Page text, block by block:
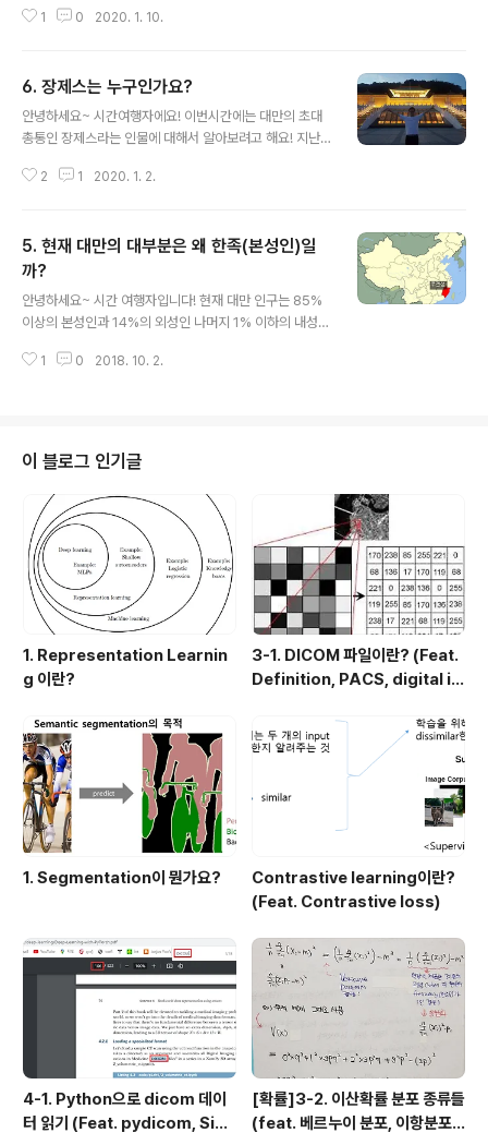
됩니다. 대만도 1895년 타이완 민주국 수립 선포, 1915년
대표아적심'에 대해서 알고계신가요? 모르시는 분들도 아
뜬금없이 홍콩영화인 첨밀밀을 소개하냐구요? 지금부터
그 이유에 대해서 설명해보도록 할게요~! 사실 이 노래의
원곡자(진분란)는 따로 있었지만 추후에 등려군이 이 노래
곳에서 태어난 대만출신 가수라고해요. 본래 부친은 국민
1 0 2020. 1. 10.
6. 장제스는 누구인가요?
안녕하세요~ 시간여행자에요! 이번시간에는 대만의 초대
총통인 장제스라는 인물에 대해서 알아보려고 해요! 지난
라는 섬을 실효지배했다고 배웠어요. 이번장에서는 대만의
어가기까지 굉장히 많은 사건이 있었는데요, 그 과정은 홍
콩편 '쑨원은 누구인가?'에서 언급하려고합니다. 그러니 여
기에서는 시간적 흐름만 설명만 하도록 할께요! '1894 청
일전쟁' -> 청나라 패 -> 청나라 학생 중 하나인 쑨원이 국
들고자 함 -> 삼민주의(민족, 민권, 민생)를 앞세워 혁명을
2 1 2020. 1. 2.
5. 현재 대만의 대부분은 왜 한족(본성인)일
까?
안녕하세요~ 시간 여행자입니다! 현재 대만 인구는 85%
이상의 본성인과 14%의 외성인 나머지 1% 이하의 내성인
를 사용하여 타이완 땅의 본래 주인인 원주민들을 뜻한다
면 본성인은 누구일까요? '근본 본'이라는 한자를 쓸 정도
면 타이완의 뿌리라고 생각한다는 건데, 오늘날 대만은 어
느 민족을 자신들의 뿌리라고 생각하고 있는걸까요? 본성
인에 대해서 알아보고자 네덜란드가 타이완을 지배하고 있
던 17세기 중반으로 돌아가 보도록 하겠습니다! 1626년
네덜란드가 타이완을 완전히 점..
1 0 2018. 10. 2.
이 블로그 인기글
1. Representation Learnin
g 이란?
3-1. DICOM 파일이란? (Feat.
Definition, PACS, digital i
1. Segmentation이 뭔가요?
Contrastive learning이란?
(Feat. Contrastive loss)
4-1. Python으로 dicom 데이
터 읽기 (Feat. pydicom, Sim
[확률]3-2. 이산확률 분포 종류들
(feat. 베르누이 분포, 이항분포,